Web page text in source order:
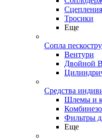
Сцепления
Тросики
Еще
Сопла
Вентури
Двойной
Средства
Шлемы и
Фильтры
Еще